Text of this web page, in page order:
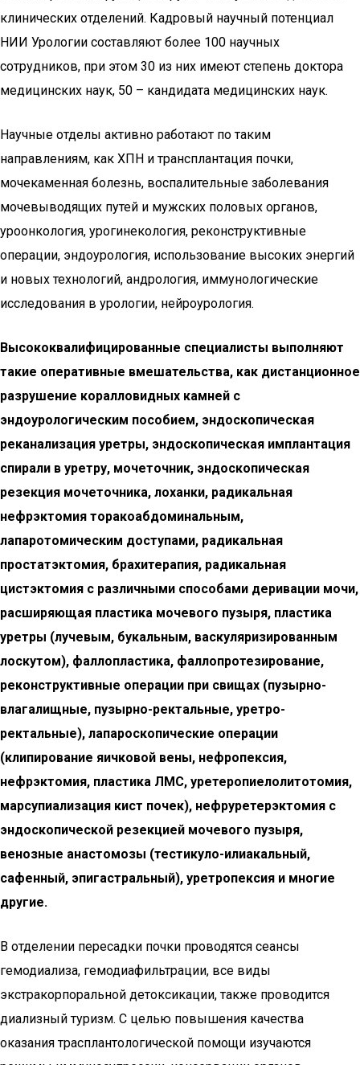
клинических отделений. Кадровый научный потенциал
НИИ Урологии составляют более 100 научных
сотрудников, при этом 30 из них имеют степень доктора
медицинских наук, 50 – кандидата медицинских наук.
Научные отделы активно работают по таким
направлениям, как ХПН и трансплантация почки,
мочекаменная болезнь, воспалительные заболевания
мочевыводящих путей и мужских половых органов,
уроонкология, урогинекология, реконструктивные
операции, эндоурология, использование высоких энергий
и новых технологий, андрология, иммунологические
исследования в урологии, нейроурология.
Высококвалифицированные специалисты выполняют
такие оперативные вмешательства, как дистанционное
разрушение коралловидных камней с
эндоурологическим пособием, эндоскопическая
реканализация уретры, эндоскопическая имплантация
спирали в уретру, мочеточник, эндоскопическая
резекция мочеточника, лоханки, радикальная
нефрэктомия торакоабдоминальным,
лапаротомическим доступами, радикальная
простатэктомия, брахитерапия, радикальная
цистэктомия с различными способами деривации мочи,
расширяющая пластика мочевого пузыря, пластика
уретры (лучевым, букальным, васкуляризированным
лоскутом), фаллопластика, фаллопротезирование,
реконструктивные операции при свищах (пузырно-
влагалищные, пузырно-ректальные, уретро-
ректальные), лапароскопические операции
(клипирование яичковой вены, нефропексия,
нефрэктомия, пластика ЛМС, уретеропиелолитотомия,
марсупиализация кист почек), нефруретерэктомия с
эндоскопической резекцией мочевого пузыря,
венозные анастомозы (тестикуло-илиакальный,
сафенный, эпигастральный), уретропексия и многие
другие.
В отделении пересадки почки проводятся сеансы
гемодиализа, гемодиафильтрации, все виды
экстракорпоральной детоксикации, также проводится
диализный туризм. С целью повышения качества
оказания трасплантологической помощи изучаются